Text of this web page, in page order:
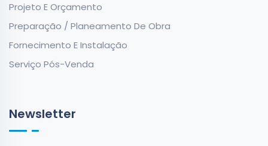
Projeto E Orçamento
Preparação / Planeamento De Obra
Fornecimento E Instalação
Serviço Pós-Venda
Newsletter